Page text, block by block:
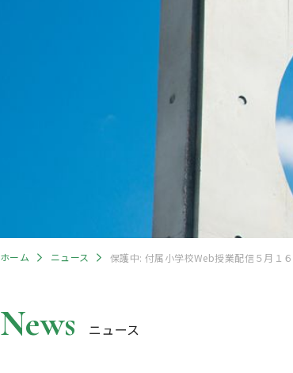
ホーム ニュース 保護中: 付属小学校Web授業配信５月１６
News ニュース